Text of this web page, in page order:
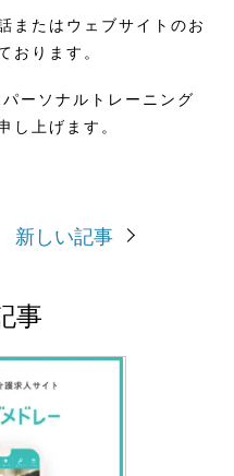
またはウェブサイトのお
おります。
ーソナルトレーニング
し上げます。
新しい記事
事